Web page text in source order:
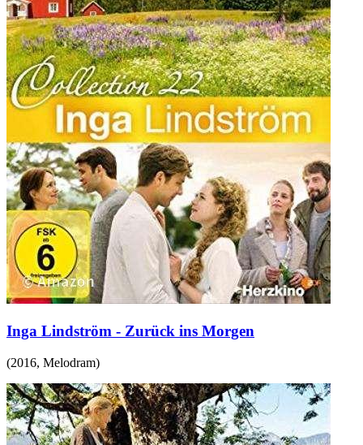
Inga Lindström - Zurück ins Morgen
(2016, Melodram)